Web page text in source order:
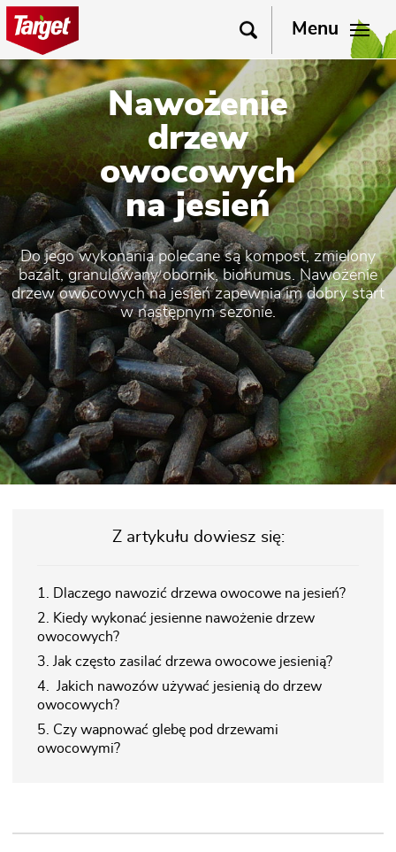
Menu
Nawożenie
drzew
owocowych
na jesień
Do jego wykonania polecane są kompost, zmielony
bazalt, granulowany obornik, biohumus. Nawożenie
drzew owocowych na jesień zapewnia im dobry start
w następnym sezonie.
Z artykułu dowiesz się:
1. Dlaczego nawozić drzewa owocowe na jesień?
2. Kiedy wykonać jesienne nawożenie drzew
owocowych?
3. Jak często zasilać drzewa owocowe jesienią?
4. Jakich nawozów używać jesienią do drzew
owocowych?
5. Czy wapnować glebę pod drzewami
owocowymi?